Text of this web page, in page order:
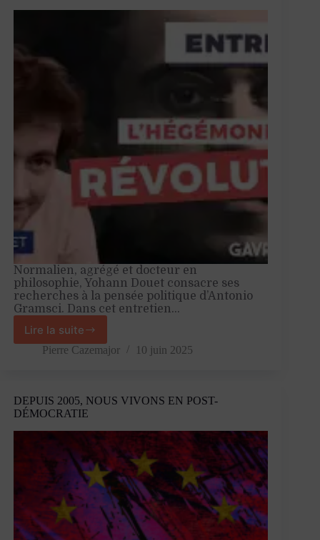
Normalien, agrégé et docteur en
philosophie, Yohann Douet consacre ses
recherches à la pensée politique d’Antonio
Gramsci. Dans cet entretien…
Lire la suite
«
La
éclaire
les
luttes
subalternes
dans
les
périodes
sombres »
Pierre Cazemajor 10 juin 2025
DEPUIS 2005, NOUS VIVONS EN POST-
DÉMOCRATIE